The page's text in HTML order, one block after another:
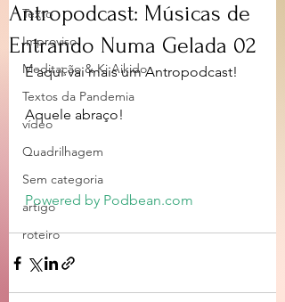
Texto
Improviso
Meditação & Ki Aikido
Textos da Pandemia
vídeo
Quadrilhagem
Sem categoria
artigo
roteiro
Antropodcast: Músicas de
Entrando Numa Gelada 02
E aqui vai mais um Antropodcast!
Aquele abraço!
Powered by Podbean.com